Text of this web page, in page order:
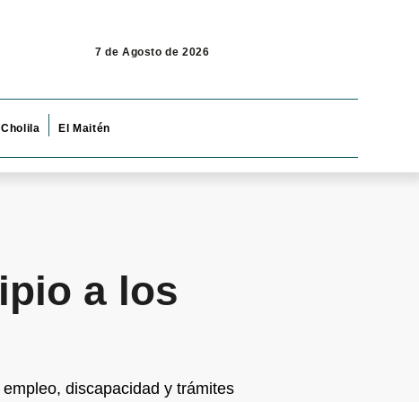
7 de Agosto de 2026
Cholila El Maitén
a los
discapacidad y trámites